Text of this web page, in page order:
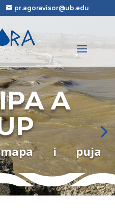
pr.agoravisor@ub.edu
A
i puja